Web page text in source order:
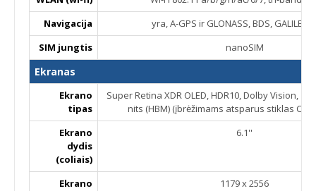
Navigacija
yra, A-GPS ir GLONASS, BDS, GALILEO,
SIM jungtis
nanoSIM
Ekranas
Ekrano
tipas
Super Retina XDR OLED, HDR10, Dolby Vision,
nits (HBM) (įbrėžimams atsparus stiklas
Ekrano
dydis
(coliais)
6.1''
Ekrano
1179 x 2556